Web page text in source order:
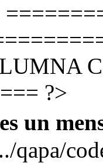
?>
un
qapa/